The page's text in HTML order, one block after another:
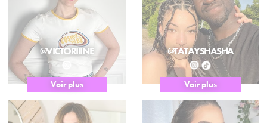
@VICTORIIINE
Voir plus
@TATAYSHASHA
Voir plus